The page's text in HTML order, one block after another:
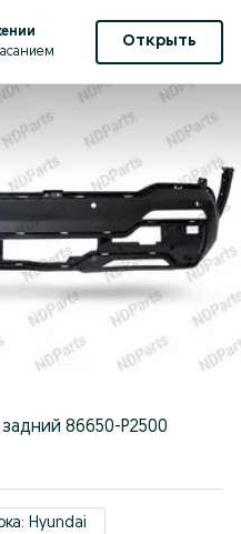
Открыть
86650-P2500
Hyundai